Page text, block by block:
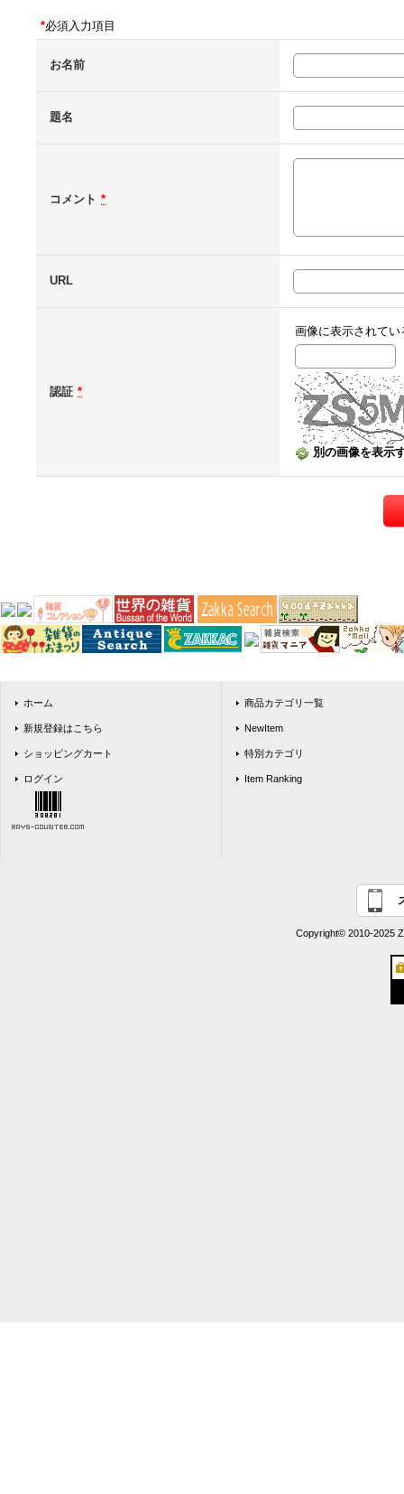
*必須入力項目
お名前
題名
コメント *
URL
認証 *
画像に表示されて
別の画像を表示
ホーム
新規登録はこちら
ショッピングカート
ログイン
商品カテゴリ一覧
NewItem
特別カテゴリ
Item Ranking
Copyright© 2010-2025